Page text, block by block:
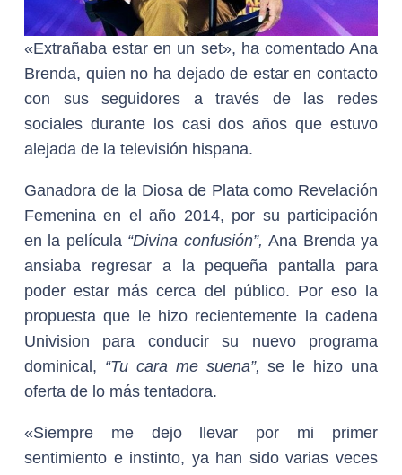
«Extrañaba estar en un set», ha comentado Ana
Brenda, quien no ha dejado de estar en contacto
con sus seguidores a través de las redes
sociales durante los casi dos años que estuvo
alejada de la televisión hispana.
Ganadora de la Diosa de Plata como Revelación
Femenina en el año 2014, por su participación
en la película “Divina confusión”,Ana Brenda ya
ansiaba regresar a la pequeña pantalla para
poder estar más cerca del público. Por eso la
propuesta que le hizo recientemente la cadena
Univision para conducir su nuevo programa
dominical, “Tu cara me suena”, se le hizo una
oferta de lo más tentadora.
«Siempre me dejo llevar por mi primer
sentimiento e instinto, ya han sido varias veces